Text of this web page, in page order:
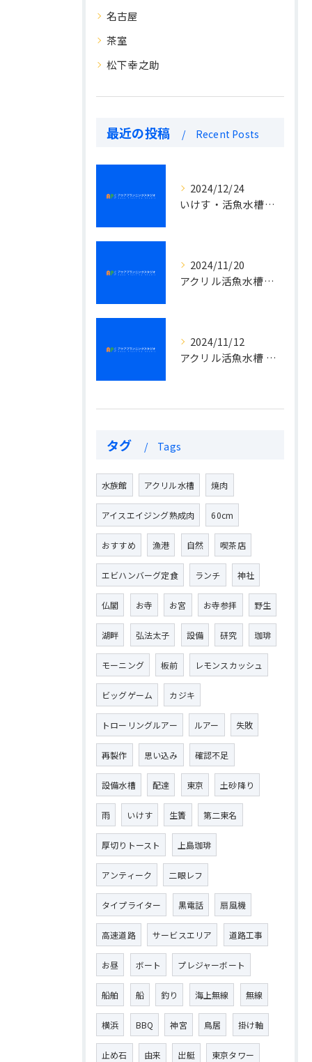
名古屋
茶室
松下幸之助
最近の投稿 Recent Posts
2024/12/24
いけす・活魚水槽とは！
2024/11/20
アクリル活魚水槽（生簀）では常に飼育生体の数に変化がある事です。
2024/11/12
アクリル活魚水槽 企画、設計、製作、搬入、設置までの一貫作業
タグ Tags
水族館 アクリル水槽 焼肉
アイスエイジング熟成肉 60cm
おすすめ 漁港 自然 喫茶店
エビハンバーグ定食 ランチ 神社
仏閣 お寺 お宮 お寺参拝 野生
湖畔 弘法太子 設備 研究 珈琲
モーニング 板前 レモンスカッシュ
ビッグゲーム カジキ
トローリングルアー ルアー 失敗
再製作 思い込み 確認不足
設備水槽 配達 東京 土砂降り
雨 いけす 生簀 第二東名
厚切りトースト 上島珈琲
アンティーク 二眼レフ
タイプライター 黒電話 扇風機
高速道路 サービスエリア 道路工事
お昼 ボート プレジャーボート
船舶 船 釣り 海上無線 無線
横浜 BBQ 神宮 鳥居 掛け軸
止め石 由来 出艇 東京タワー